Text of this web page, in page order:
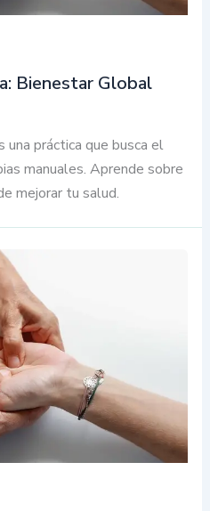
Bienestar Global
una práctica que busca el
manuales. Aprende sobre
mejorar tu salud.